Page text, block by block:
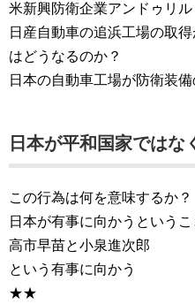
米新興防衛企業アンドゥリ
日産自動車の追浜工場の取得
はどうなるのか？
日本の自動車工場が防衛装
日本が平和国家ではな
この行為は何を意味するか？
日本が有事に向かうという
高市早苗と小泉進次郎
という有事に向かう
★★